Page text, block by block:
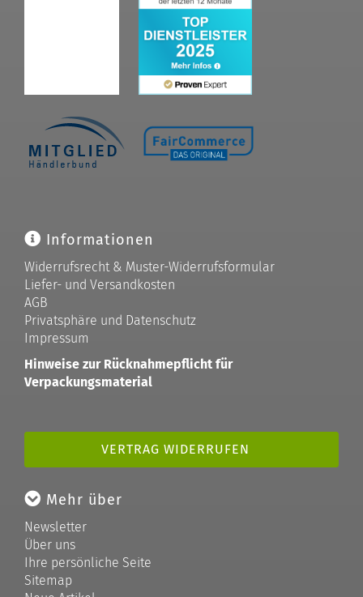
Informationen
Widerrufsrecht & Muster-Widerrufsformular
Liefer- und Versandkosten
AGB
Privatsphäre und Datenschutz
Impressum
Hinweise zur Rücknahmepflicht für
Verpackungsmaterial
VERTRAG WIDERRUFEN
Mehr über
Newsletter
Über uns
Ihre persönliche Seite
Sitemap